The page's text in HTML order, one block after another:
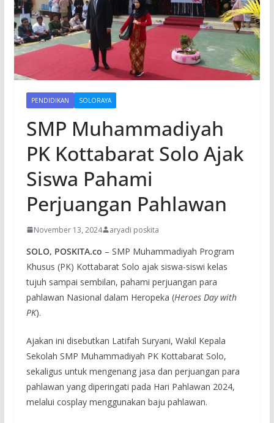
PENDIDIKAN SOLORAYA
SMP Muhammadiyah
PK Kottabarat Solo Ajak
Siswa Pahami
Perjuangan Pahlawan
November 13, 2024 aryadi poskita
SOLO, POSKITA.co – SMP Muhammadiyah Program
Khusus (PK) Kottabarat Solo ajak siswa-siswi kelas
tujuh sampai sembilan, pahami perjuangan para
pahlawan Nasional dalam Heropeka (Heroes Day with
PK).
Ajakan ini disebutkan Latifah Suryani, Wakil Kepala
Sekolah SMP Muhammadiyah PK Kottabarat Solo,
sekaligus untuk mengenang jasa dan perjuangan para
pahlawan yang diperingati pada Hari Pahlawan 2024,
melalui cosplay menggunakan baju pahlawan.